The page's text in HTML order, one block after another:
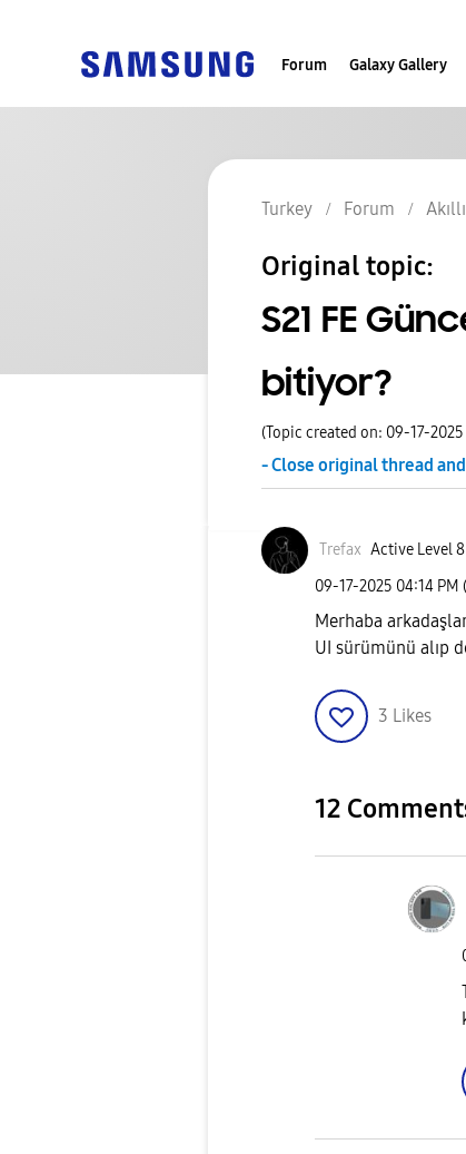
Forum Galaxy Gallery
Turkey Forum
Original topic:
S21 FE
bitiyor?
(Topic created on: 09-17-
- Close original thread
Trefax Active Level 8
‎09-17-2025 04:14 PM
Merhaba
UI sürümünü alıp
3 Likes
12